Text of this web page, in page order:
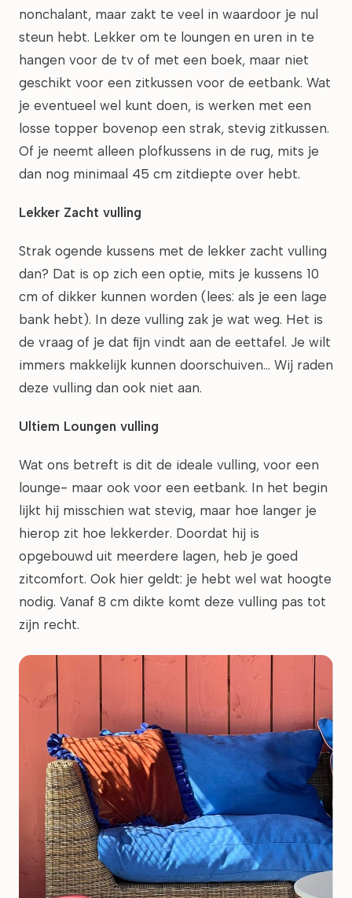
nonchalant, maar zakt te veel in waardoor je nul
steun hebt. Lekker om te loungen en uren in te
hangen voor de tv of met een boek, maar niet
geschikt voor een zitkussen voor de eetbank. Wat
je eventueel wel kunt doen, is werken met een
losse topper bovenop een strak, stevig zitkussen.
Of je neemt alleen plofkussens in de rug, mits je
dan nog minimaal 45 cm zitdiepte over hebt.
Lekker Zacht vulling
Strak ogende kussens met de lekker zacht vulling
dan? Dat is op zich een optie, mits je kussens 10
cm of dikker kunnen worden (lees: als je een lage
bank hebt). In deze vulling zak je wat weg. Het is
de vraag of je dat fijn vindt aan de eettafel. Je wilt
immers makkelijk kunnen doorschuiven… Wij raden
deze vulling dan ook niet aan.
Ultiem Loungen vulling
Wat ons betreft is dit de ideale vulling, voor een
lounge- maar ook voor een eetbank. In het begin
lijkt hij misschien wat stevig, maar hoe langer je
hierop zit hoe lekkerder. Doordat hij is
opgebouwd uit meerdere lagen, heb je goed
zitcomfort. Ook hier geldt: je hebt wel wat hoogte
nodig. Vanaf 8 cm dikte komt deze vulling pas tot
zijn recht.